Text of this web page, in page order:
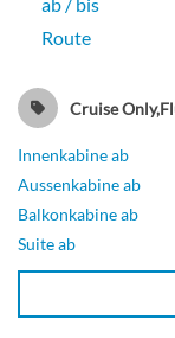
Suite
Zweibett Mini-
Suite
ab / bis
Route
Cruise
Innenkabine ab
Aussenkabine ab
Balkonkabine ab
Suite ab